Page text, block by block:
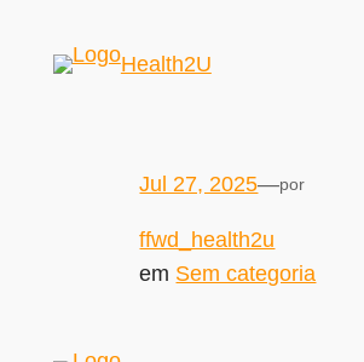
Health2U
Jul 27, 2025—por
ffwd_health2u
em Sem categoria